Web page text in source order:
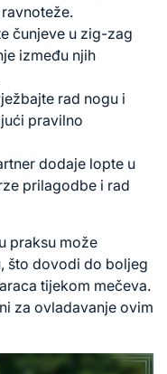
čunjeve u zig-zag
između njih
rad nogu i
pravilno
dodaje lopte u
prilagodbe i rad
praksu može
što dovodi do boljeg
tijekom mečeva.
za ovladavanje ovim